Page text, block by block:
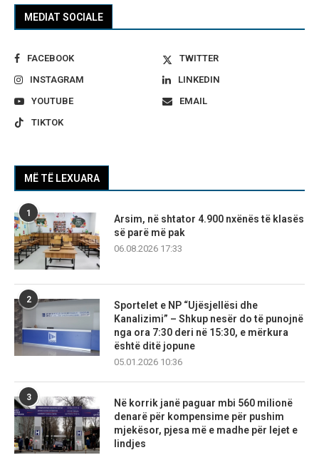
MEDIAT SOCIALE
FACEBOOK
TWITTER
INSTAGRAM
LINKEDIN
YOUTUBE
EMAIL
TIKTOK
MË TË LEXUARA
1
Arsim, në shtator 4.900 nxënës të klasës
së parë më pak
06.08.2026 17:33
2
Sportelet e NP “Ujësjellësi dhe
Kanalizimi” – Shkup nesër do të punojnë
nga ora 7:30 deri në 15:30, e mërkura
është ditë jopune
05.01.2026 10:36
3
Në korrik janë paguar mbi 560 milionë
denarë për kompensime për pushim
mjekësor, pjesa më e madhe për lejet e
lindjes